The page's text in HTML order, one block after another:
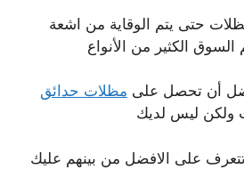
حتى يتم الوقاية من اشعة
الكثير من الأنواع
أن تحصل على مظلات حدائق
ولكن ليس لديك
على الافضل من بينهم عليك